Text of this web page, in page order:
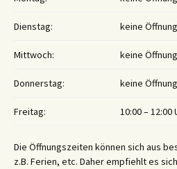
Dienstag: keine
Mittwoch: keine
Donnerstag: keine
Freitag: 10:00 – 12:00
Die Öffnungszeiten können sich aus
z.B. Ferien, etc. Daher empfiehlt es